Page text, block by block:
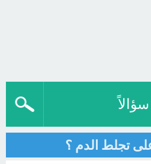
تجلط الدم ؟